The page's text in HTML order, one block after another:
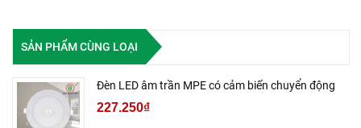
SẢN PHẨM CÙNG LOẠI
Đèn LED âm trần MPE có cảm biến chuyển động
227.250₫